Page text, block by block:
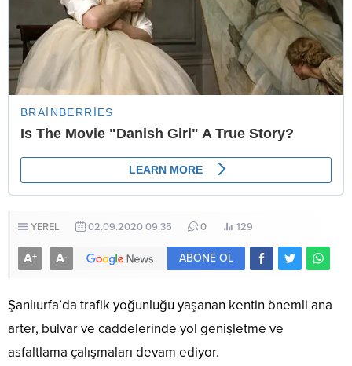
YEREL 02.09.2020 09:35 0 129
A+ A- ABONE OL
Şanlıurfa’da trafik yoğunluğu yaşanan kentin önemli ana
arter, bulvar ve caddelerinde yol genişletme ve
asfaltlama çalışmaları devam ediyor.